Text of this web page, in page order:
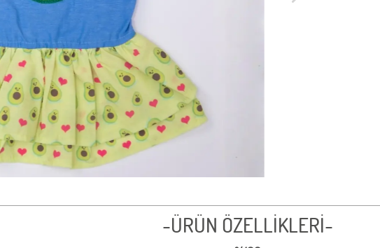
-ÜRÜN ÖZELLİKLERİ-